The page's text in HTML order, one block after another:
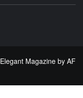
Elegant Magazineby AF